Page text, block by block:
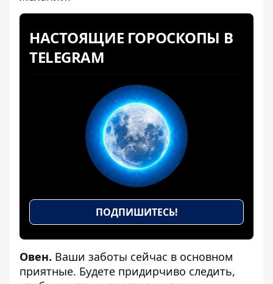
НАСТОЯЩИЕ ГОРОСКОПЫ В
TELEGRAM
ПОДПИШИТЕСЬ!
Овен. Ваши заботы сейчас в основном
приятные. Будете придирчиво следить,